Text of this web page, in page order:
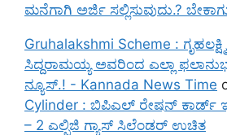
ಮನೆಗಾಗಿ ಅರ್ಜಿ ಸಲ್ಲಿಸುವುದು.?
Gruhalakshmi Scheme :
ಸಿದ್ದರಾಮಯ್ಯ ಅವರಿಂದ ಎಲ್ಲಾ
ನ್ಯೂಸ್.! - Kannada News Time
Cylinder : ಬಿಪಿಎಲ್ ರೇಷನ್ ಕಾರ್ಡ್
– 2 ಎಲ್ಪಿಜಿ ಗ್ಯಾಸ್ ಸಿಲೆಂಡರ್ ಉಚಿತ